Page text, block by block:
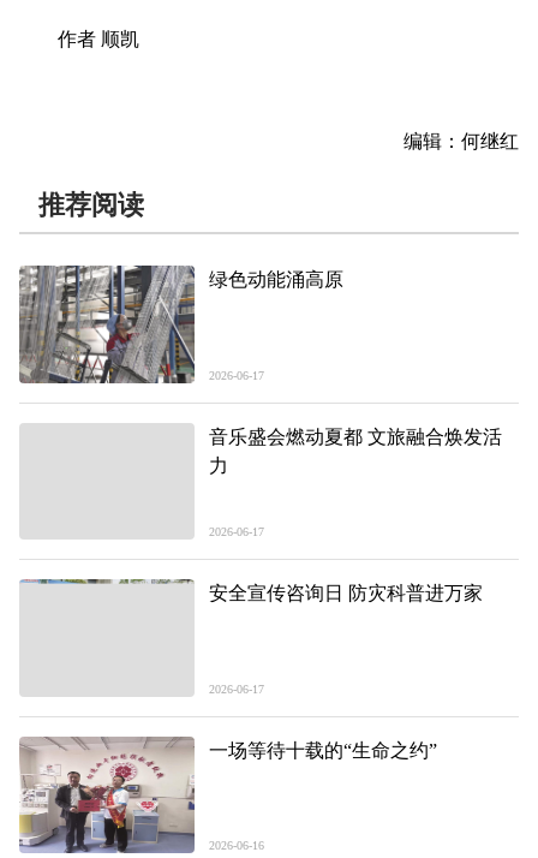
作者 顺凯
编辑：何继红
推荐阅读
绿色动能涌高原
2026-06-17
音乐盛会燃动夏都 文旅融合焕发活
力
2026-06-17
安全宣传咨询日 防灾科普进万家
2026-06-17
一场等待十载的“生命之约”
2026-06-16